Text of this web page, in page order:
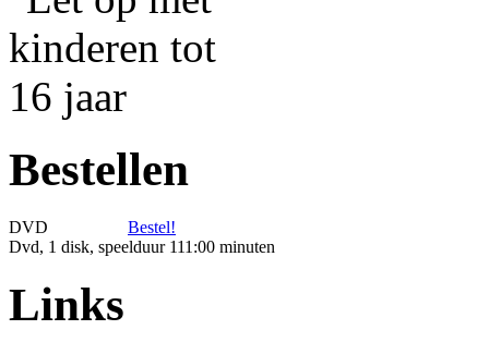
Bestellen
DVD
Bestel!
Dvd, 1 disk, speelduur 111:00 minuten
Links